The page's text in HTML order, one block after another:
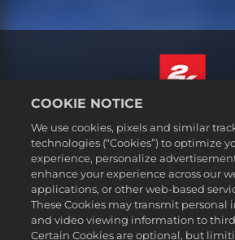
Informazioni legali
Politiche sulla
Politiche sui cookie
Assistenza
Non vendere o condividere le mie
Italiano
COOKIE NOTICE
We use cookies, pixels and similar
technologies (“Cookies”) to optimize
experience, personalize
enhance your experience across our
applications, or other web-based
These Cookies may transmit personal
and video viewing information to
Certain Cookies are optional, but